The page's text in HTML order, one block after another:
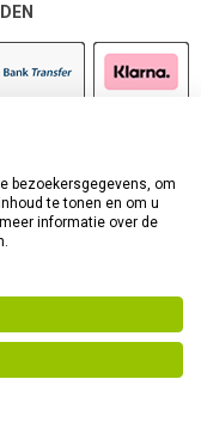
Alle rechten
bezoekersgegevens, om
te tonen en om u
informatie over de